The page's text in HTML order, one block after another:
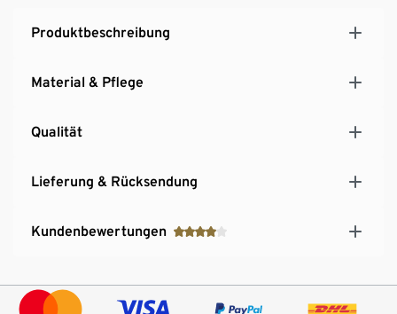
Produktbeschreibung
Material & Pflege
Qualität
Lieferung & Rücksendung
Kundenbewertungen